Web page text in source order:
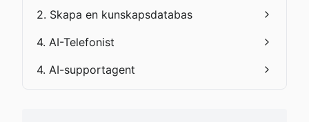
2. Skapa en kunskapsdatabas
4. AI-Telefonist
4. AI-supportagent